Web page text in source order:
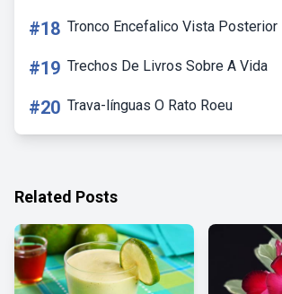
#18 Tronco Encefalico Vista Posterior
#19 Trechos De Livros Sobre A Vida
#20 Trava-línguas O Rato Roeu
Related Posts